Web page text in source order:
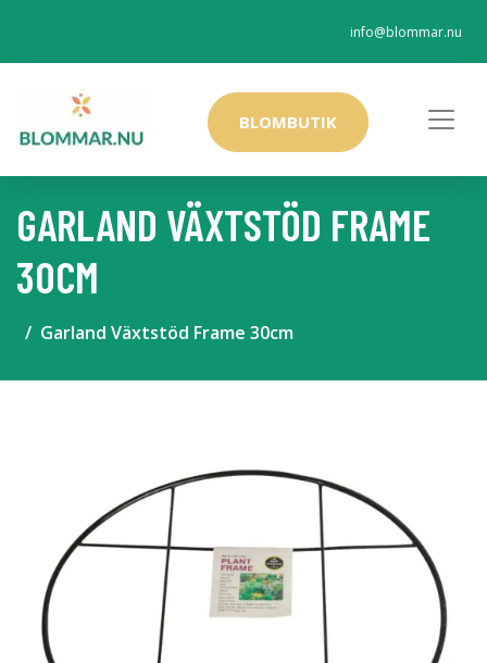
info@blommar.nu
BLOMBUTIK
GARLAND VÄXTSTÖD FRAME
30CM
Garland Växtstöd Frame 30cm